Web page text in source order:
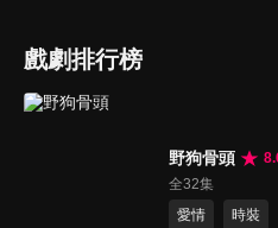
戲劇排行榜
野狗骨頭
全32集
愛情
時裝